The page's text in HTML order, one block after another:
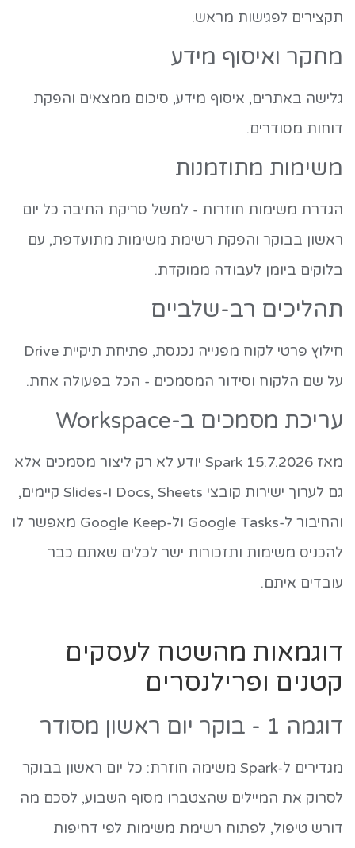
תקצירים לפגישות מראש.
מחקר ואיסוף מידע
גלישה באתרים, איסוף מידע, סיכום ממצאים והפקת
דוחות מסודרים.
משימות מתוזמנות
הגדרת משימות חוזרות - למשל סריקת התיבה כל יום
ראשון בבוקר והפקת רשימת משימות מתועדפת, עם
בלוקים ביומן לעבודה ממוקדת.
תהליכים רב-שלביים
חילוץ פרטי לקוח מפנייה נכנסת, פתיחת תיקיית Drive
על שם הלקוח וסידור המסמכים - הכל בפעולה אחת.
עריכת מסמכים ב-Workspace
מאז 15.7.2026 Spark יודע לא רק ליצור מסמכים אלא
גם לערוך ישירות קובצי Docs, Sheets ו-Slides קיימים,
והחיבור ל-Google Tasks ול-Google Keep מאפשר לו
להכניס משימות ותזכורות ישר לכלים שאתם כבר
עובדים איתם.
דוגמאות מהשטח לעסקים
קטנים ופרילנסרים
דוגמה 1 - בוקר יום ראשון מסודר
מגדירים ל-Spark משימה חוזרת: כל יום ראשון בבוקר
לסרוק את המיילים שהצטברו מסוף השבוע, לסכם מה
דורש טיפול, לפתוח רשימת משימות לפי דחיפות